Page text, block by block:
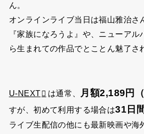
ん。
オンラインライブ当日は福山雅治さ
『家族になろうよ』や、ニューア
ら生まれての作品でとことん魅了さ
U-NEXT は通常、 月額2,189円
すが、初めて利用する場合は31日
ライブ生配信の他にも最新映画や海